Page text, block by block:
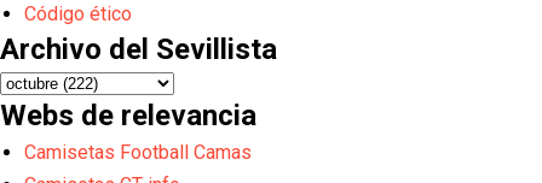
Código ético
Archivo del Sevillista
Webs de relevancia
Camisetas Football Camas